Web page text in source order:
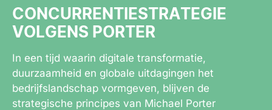
CONCURRENTIESTRATEGIE
VOLGENS PORTER
In een tijd waarin digitale transformatie,
duurzaamheid en globale uitdagingen het
bedrijfslandschap vormgeven, blijven de
strategische principes van Michael Porter